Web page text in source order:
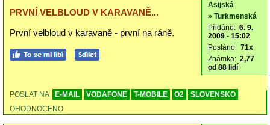
PRVNÍ VELBLOUD V KARAVANĚ...
První velbloud v karavaně - první na ráně.
Asijská
» Turkmenská
Přidáno: 6. 9.
2009 - 15:02
Posláno: 71x
Známka: 2,77
od 88 lidí
POSLAT NA E-MAIL VODAFONE T-MOBILE O2
SLOVENSKO
OHODNOCENO